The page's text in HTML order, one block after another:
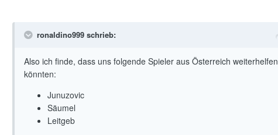
ronaldino999 schrieb:
Also ich finde, dass uns folgende Spieler aus Österreich weiterhelfen
könnten:
Junuzovic
Säumel
Leitgeb